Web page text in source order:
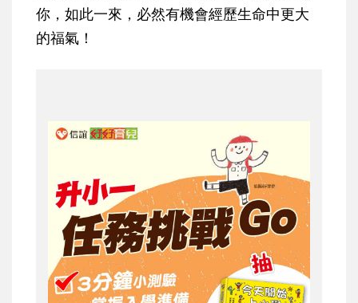
你，如此一來，必然有機會經歷生命中更大
的福氣！